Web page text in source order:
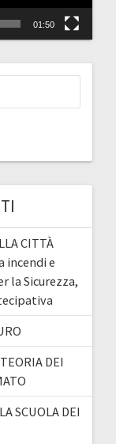
01:50
CITTÀ
incendi e
la Sicurezza,
DEI
SCUOLA DEI